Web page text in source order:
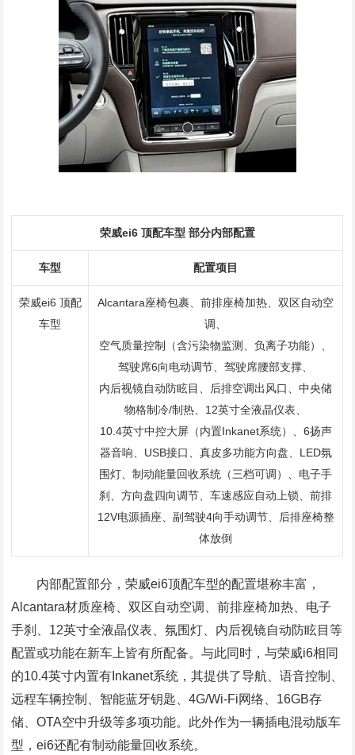
荣威ei6 顶配车型 部分内部配置
车型 配置项目
荣威ei6 顶配
车型
Alcantara座椅包裹、前排座椅加热、双区自动空
调、
空气质量控制（含污染物监测、负离子功能）、
驾驶席6向电动调节、驾驶席腰部支撑、
内后视镜自动防眩目、后排空调出风口、中央储
物格制冷/制热、12英寸全液晶仪表、
10.4英寸中控大屏（内置Inkanet系统）、6扬声
器音响、USB接口、真皮多功能方向盘、LED氛
围灯、制动能量回收系统（三档可调）、电子手
刹、方向盘四向调节、车速感应自动上锁、前排
12V电源插座、副驾驶4向手动调节、后排座椅整
体放倒
内部配置部分，荣威ei6顶配车型的配置堪称丰富，
Alcantara材质座椅、双区自动空调、前排座椅加热、电子
手刹、12英寸全液晶仪表、氛围灯、内后视镜自动防眩目等
配置或功能在新车上皆有所配备。与此同时，与荣威i6相同
的10.4英寸内置有Inkanet系统，其提供了导航、语音控制、
远程车辆控制、智能蓝牙钥匙、4G/Wi-Fi网络、16GB存
储、OTA空中升级等多项功能。此外作为一辆插电混动版车
型，ei6还配有制动能量回收系统。